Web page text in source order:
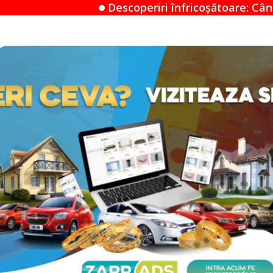
înfricoșătoare: Când un Airbnb devine